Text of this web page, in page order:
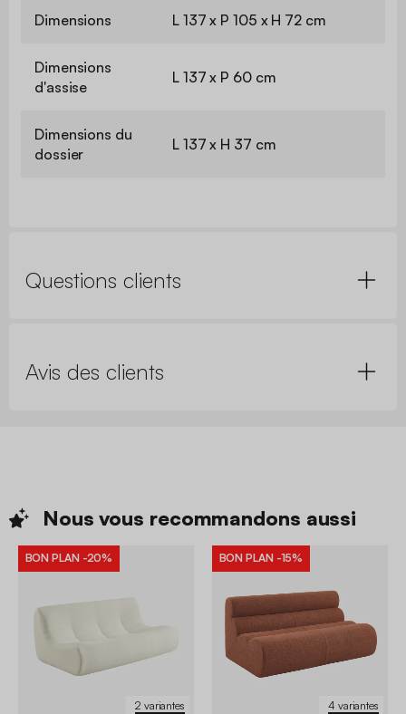
Dimensions L 137 x P 105 x H 72 cm
Dimensions
d'assise
L 137 x P 60 cm
Dimensions du
dossier
L 137 x H 37 cm
Questions clients
Avis des clients
Nous vous recommandons aussi
2 variantes
BON PLAN -20%
4 variantes
BON PLAN -15%